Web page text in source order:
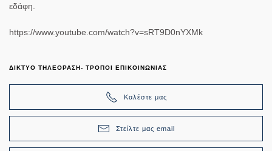
εδάφη.
https://www.youtube.com/watch?v=sRT9D0nYXMk
ΔΙΚΤΥΟ ΤΗΛΕΟΡΑΣΗ- ΤΡΟΠΟΙ ΕΠΙΚΟΙΝΩΝΙΑΣ
Καλέστε μας
Στείλτε μας email